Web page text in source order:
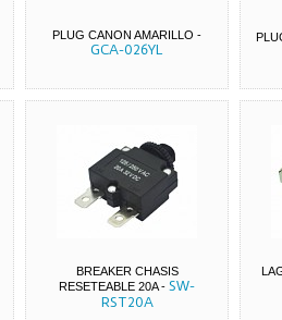
PLUG CANON AMARILLO -
GCA-026YL
BREAKER CHASIS
RESETEABLE 20A- SW-
RST20A